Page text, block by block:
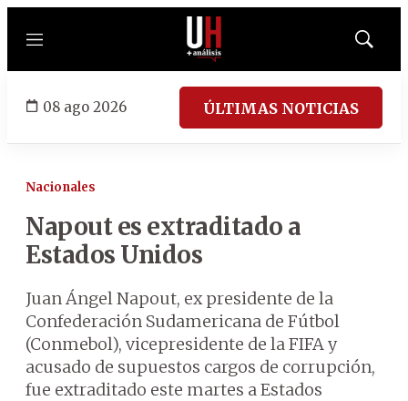
Menú
Mostrar
08 ago 2026 ÚLTIMAS NOTICIAS
Nacionales
Napout es extraditado a
Estados Unidos
Juan Ángel Napout, ex presidente de la
Confederación Sudamericana de Fútbol
(Conmebol), vicepresidente de la FIFA y
acusado de supuestos cargos de corrupción,
fue extraditado este martes a Estados